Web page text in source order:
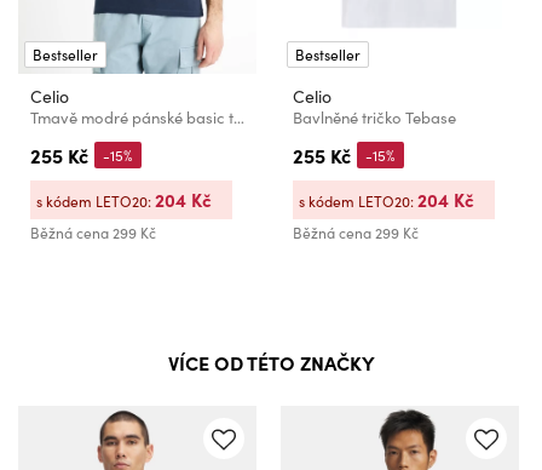
Bestseller
Celio
Tmavě modré pánské basic tričko Celio Debasev
255 Kč
Běžná cena299 Kč
-15%
s kódem LETO20:204 Kč
Bestseller
Celio
Bavlněné tričko Tebase
255 Kč
Běžná cena299 Kč
-15%
s kódem LETO20:204 Kč
VÍCE OD TÉTO ZNAČKY